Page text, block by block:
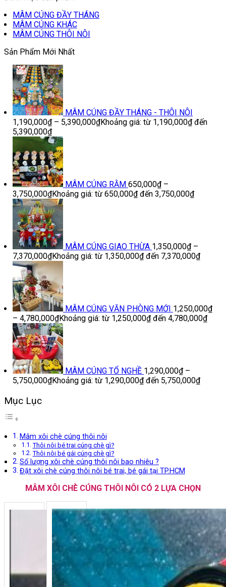
MÂM CÚNG ĐẦY THÁNG
MÂM CÚNG KHÁC
MÂM CÚNG THÔI NÔI
Sản Phẩm Mới Nhất
MÂM CÚNG ĐẦY THÁNG - THÔI NÔI
1,190,000₫ – 5,390,000₫Khoảng giá: từ 1,190,000₫ đến
5,390,000₫
MÂM CÚNG RẰM 650,000₫ –
3,750,000₫Khoảng giá: từ 650,000₫ đến 3,750,000₫
MÂM CÚNG GIAO THỪA 1,350,000₫ –
7,370,000₫Khoảng giá: từ 1,350,000₫ đến 7,370,000₫
MÂM CÚNG VĂN PHÒNG MỚI 1,250,000₫
– 4,780,000₫Khoảng giá: từ 1,250,000₫ đến 4,780,000₫
MÂM CÚNG TỔ NGHỀ 1,290,000₫ –
5,750,000₫Khoảng giá: từ 1,290,000₫ đến 5,750,000₫
Mục Lục
Mâm xôi chè cúng thôi nôi
Thôi nôi bé trai cúng chè gì?
Thôi nôi bé gái cúng chè gì?
Số lượng xôi chè cúng thôi nôi bao nhiêu ?
Đặt xôi chè cúng thôi nôi bé trai, bé gái tại TP.HCM
MÂM XÔI CHÈ CÚNG THÔI NÔI CÓ 2 LỰA CHỌN